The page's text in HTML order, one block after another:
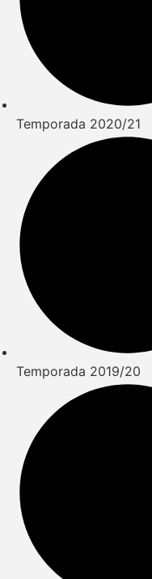
Temporada 2020/21
Temporada 2019/20